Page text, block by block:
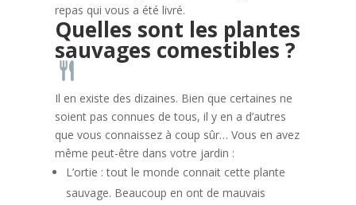
repas qui vous a été livré.
Quelles sont les plantes
sauvages comestibles ?
Il en existe des dizaines. Bien que certaines ne
soient pas connues de tous, il y en a d’autres
que vous connaissez à coup sûr… Vous en avez
même peut-être dans votre jardin :
L’ortie : tout le monde connait cette plante
sauvage. Beaucoup en ont de mauvais